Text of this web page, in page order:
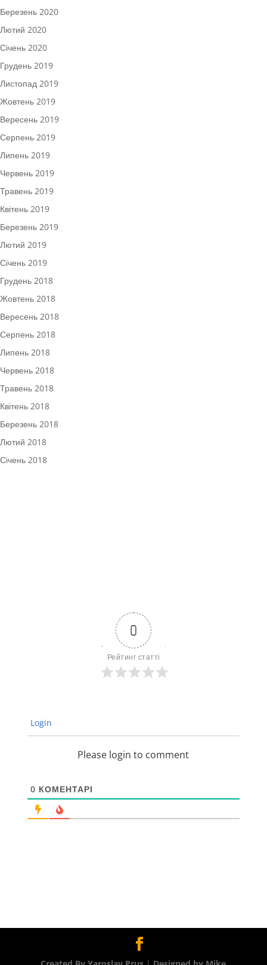
Березень 2020
Лютий 2020
Січень 2020
Грудень 2019
Листопад 2019
Жовтень 2019
Вересень 2019
Серпень 2019
Липень 2019
Червень 2019
Травень 2019
Квітень 2019
Березень 2019
Лютий 2019
Січень 2019
Грудень 2018
Жовтень 2018
Вересень 2018
Серпень 2018
Липень 2018
Червень 2018
Травень 2018
Квітень 2018
Березень 2018
Лютий 2018
Січень 2018
0
Рейтинг статті
Login
Please login to comment
0 КОМЕНТАРІ